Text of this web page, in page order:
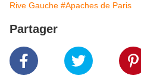
Rive Gauche #Apaches de Paris
Partager